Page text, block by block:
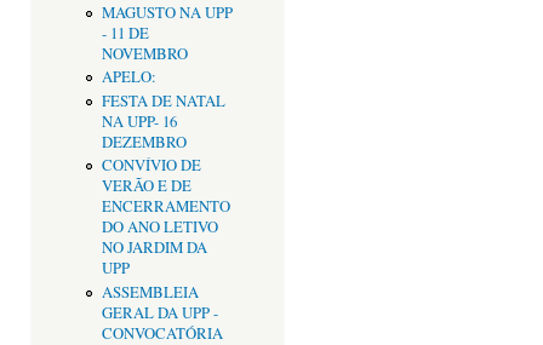
MAGUSTO NA UPP
- 11 DE
NOVEMBRO
APELO:
FESTA DE NATAL
NA UPP- 16
DEZEMBRO
CONVÍVIO DE
VERÃO E DE
ENCERRAMENTO
DO ANO LETIVO
NO JARDIM DA
UPP
ASSEMBLEIA
GERAL DA UPP -
CONVOCATÓRIA